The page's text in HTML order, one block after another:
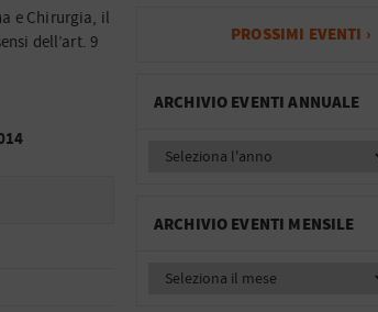
e Chirurgia, il
dell’art. 9
PROSSIMI EVENTI ›
ARCHIVIO EVENTI ANNUALE
ARCHIVIO EVENTI MENSILE